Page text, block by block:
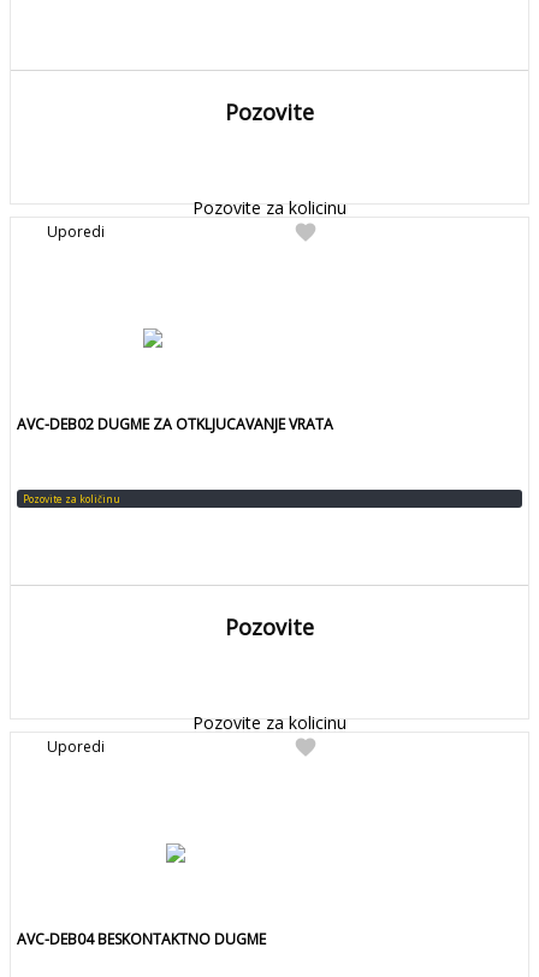
Pozovite
Pozovite za kolicinu
favorite
Uporedi
AVC-DEB02 DUGME ZA OTKLJUCAVANJE VRATA
Pozovite za količinu
Pozovite
Pozovite za kolicinu
favorite
Uporedi
AVC-DEB04 BESKONTAKTNO DUGME